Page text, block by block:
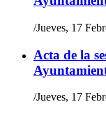
/Jueves, 17
Acta de la
/Jueves, 17